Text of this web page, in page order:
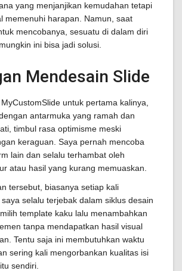
yang menjanjikan kemudahan tetapi
memenuhi harapan. Namun, saat
mencobanya, sesuatu di dalam diri
ini bisa jadi solusi.
Mendesain Slide
untuk pertama kalinya,
antarmuka yang ramah dan
timbul rasa optimisme meski
keraguan. Saya pernah mencoba
lain dan selalu terhambat oleh
atau hasil yang kurang memuaskan.
tersebut, biasanya setiap kali
selalu terjebak dalam siklus desain
template kaku lalu menambahkan
tanpa mendapatkan hasil visual
Tentu saja ini membutuhkan waktu
sering kali mengorbankan kualitas isi
sendiri.